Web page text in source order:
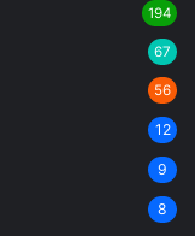
194
67
56
12
9
8